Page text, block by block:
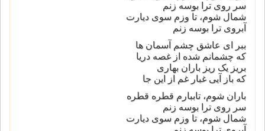
سر روی ترا بوسه زنم
شمال شوم، تا وزم سوی دیارت
آبروی ترا بوسه زنم
ببر ای عاشق چشم آسمان ها
که چشمانم شده از غصه دریا
بریز یک ریز باران بهاری
که باز آیی غبار غم از این جا
باران شوم، تاببارم قطره قطره
سر روی ترا بوسه زنم
شمال شوم، تا وزم سوی دیارت